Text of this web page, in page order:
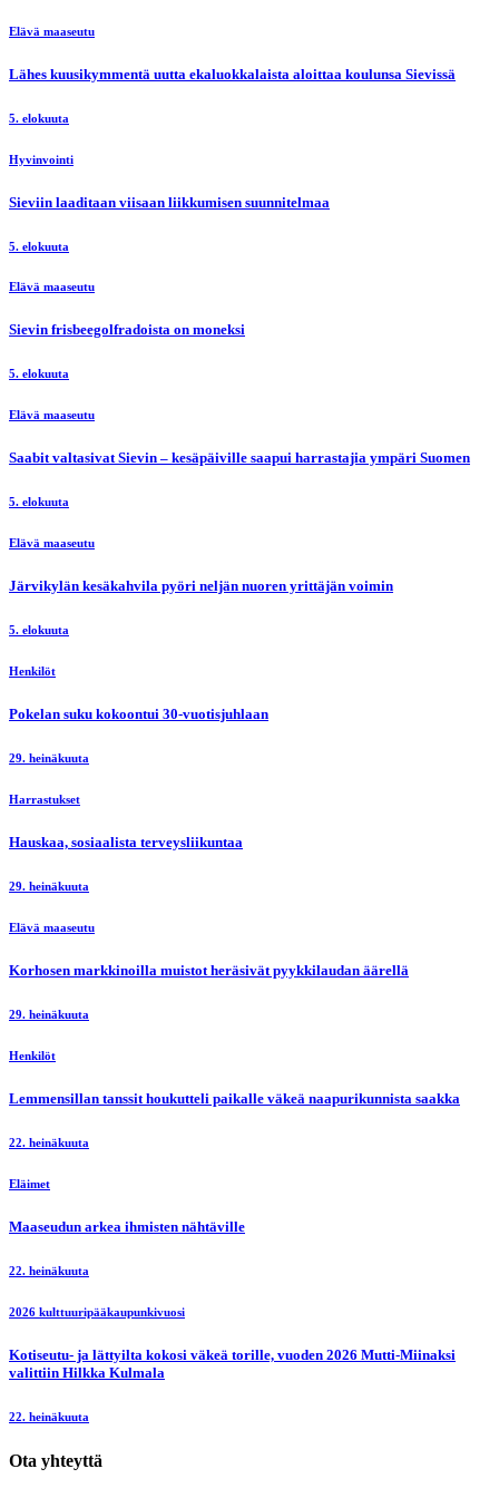
Elävä maaseutu
Lähes kuusikymmentä uutta ekaluokkalaista aloittaa koulunsa Sievissä
5. elokuuta
Hyvinvointi
Sieviin laaditaan viisaan liikkumisen suunnitelmaa
5. elokuuta
Elävä maaseutu
Sievin frisbeegolfradoista on moneksi
5. elokuuta
Elävä maaseutu
Saabit valtasivat Sievin – kesäpäiville saapui harrastajia ympäri Suomen
5. elokuuta
Elävä maaseutu
Järvikylän kesäkahvila pyöri neljän nuoren yrittäjän voimin
5. elokuuta
Henkilöt
Pokelan suku kokoontui 30-vuotisjuhlaan
29. heinäkuuta
Harrastukset
Hauskaa, sosiaalista terveysliikuntaa
29. heinäkuuta
Elävä maaseutu
Korhosen markkinoilla muistot heräsivät pyykkilaudan äärellä
29. heinäkuuta
Henkilöt
Lemmensillan tanssit houkutteli paikalle väkeä naapurikunnista saakka
22. heinäkuuta
Eläimet
Maaseudun arkea ihmisten nähtäville
22. heinäkuuta
2026 kulttuuripääkaupunkivuosi
Kotiseutu- ja lättyilta kokosi väkeä torille, vuoden 2026 Mutti-Miinaksi
valittiin Hilkka Kulmala
22. heinäkuuta
Ota yhteyttä